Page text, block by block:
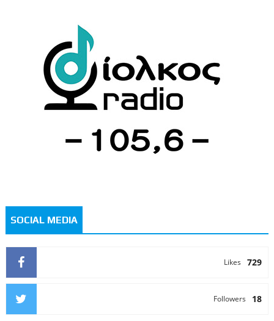
SOCIAL MEDIA
729
Likes
18
Followers